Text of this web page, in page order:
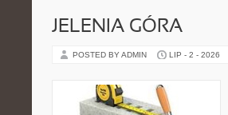
JELENIA GÓRA
POSTED BY ADMIN LIP - 2 - 2026